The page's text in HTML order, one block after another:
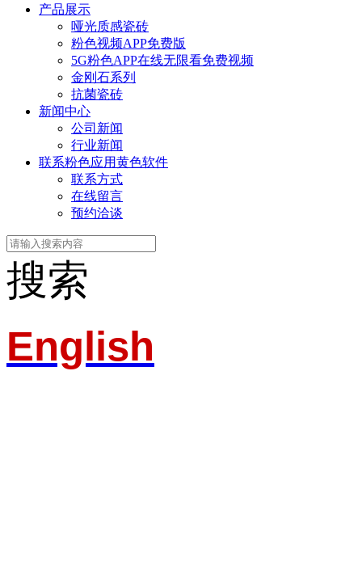
产品展示
哑光质感瓷砖
粉色视频APP免费版
5G粉色APP在线无限看免费视频
金刚石系列
抗菌瓷砖
新闻中心
公司新闻
行业新闻
联系粉色应用黄色软件
联系方式
在线留言
预约洽谈
搜索
English